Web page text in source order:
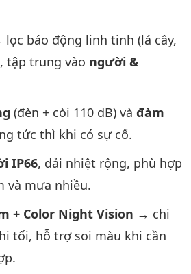
lọc báo động linh tinh (lá cây,
tập trung vào người &
(đèn + còi 110 dB) và đàm
tức thì khi có sự cố.
IP66, dải nhiệt rộng, phù hợp
và mưa nhiều.
+ Color Night Vision → chi
tối, hỗ trợ soi màu khi cần